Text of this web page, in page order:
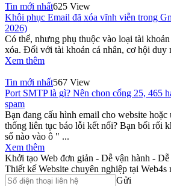
Tin mới nhất625 View
Khôi phục Email đã xóa vĩnh viễn trong
2026)
Có thể, nhưng phụ thuộc vào loại tài
xóa. Đối với tài khoản cá nhân, cơ hội duy
Xem thêm
Tin mới nhất567 View
Port SMTP là gì? Nên chọn cổng 25, 465
spam
Bạn đang cấu hình email cho website
thống liên tục báo lỗi kết nối? Bạn bối rối
số nào vào ô " ...
Xem thêm
Khởi tạo Web đơn giản - Dễ vận hành -
Thiết kế Website chuyên nghiệp tại Web4s
Gửi